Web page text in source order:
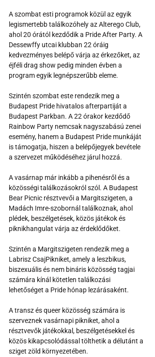
A szombat esti programok közül az egyik
legismertebb találkozóhely az Alterego Club,
ahol 20 órától kezdődik a Pride After Party. A
Dessewffy utcai klubban 22 óráig
kedvezményes belépő várja az érkezőket, az
éjféli drag show pedig minden évben a
program egyik legnépszerűbb eleme.
Szintén szombat este rendezik meg a
Budapest Pride hivatalos afterpartiját a
Budapest Parkban. A 22 órakor kezdődő
Rainbow Party nemcsak nagyszabású zenei
esemény, hanem a Budapest Pride munkáját
is támogatja, hiszen a belépőjegyek bevétele
a szervezet működéséhez járul hozzá.
A vasárnap már inkább a pihenésről és a
közösségi találkozásokról szól. A Budapest
Bear Picnic résztvevői a Margitszigeten, a
Madách Imre-szobornál találkoznak, ahol
plédek, beszélgetések, közös játékok és
piknikhangulat várja az érdeklődőket.
Szintén a Margitszigeten rendezik meg a
Labrisz CsajPikniket, amely a leszbikus,
biszexuális és nem bináris közösség tagjai
számára kínál kötetlen találkozási
lehetőséget a Pride hónap lezárásaként.
A transz és queer közösség számára is
szerveznek vasárnapi pikniket, ahol a
résztvevők játékokkal, beszélgetésekkel és
közös kikapcsolódással tölthetik a délutánt a
sziget zöld környezetében.